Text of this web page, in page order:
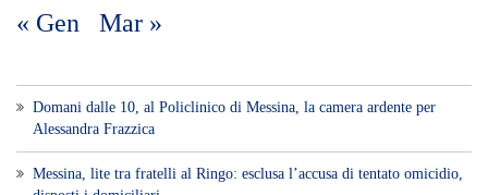
« Gen Mar »
Domani dalle 10, al Policlinico di Messina, la camera ardente per
Alessandra Frazzica
Messina, lite tra fratelli al Ringo: esclusa l’accusa di tentato omicidio,